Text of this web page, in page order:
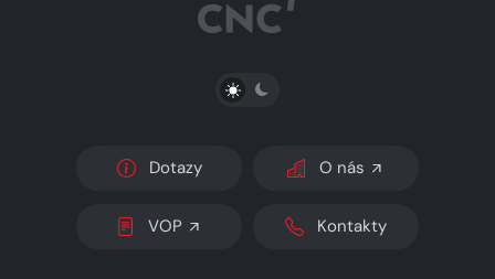
PŘEPNOUT SVĚTLÝ/TMAVÝ REŽIM
Dotazy O nás
VOP Kontakty